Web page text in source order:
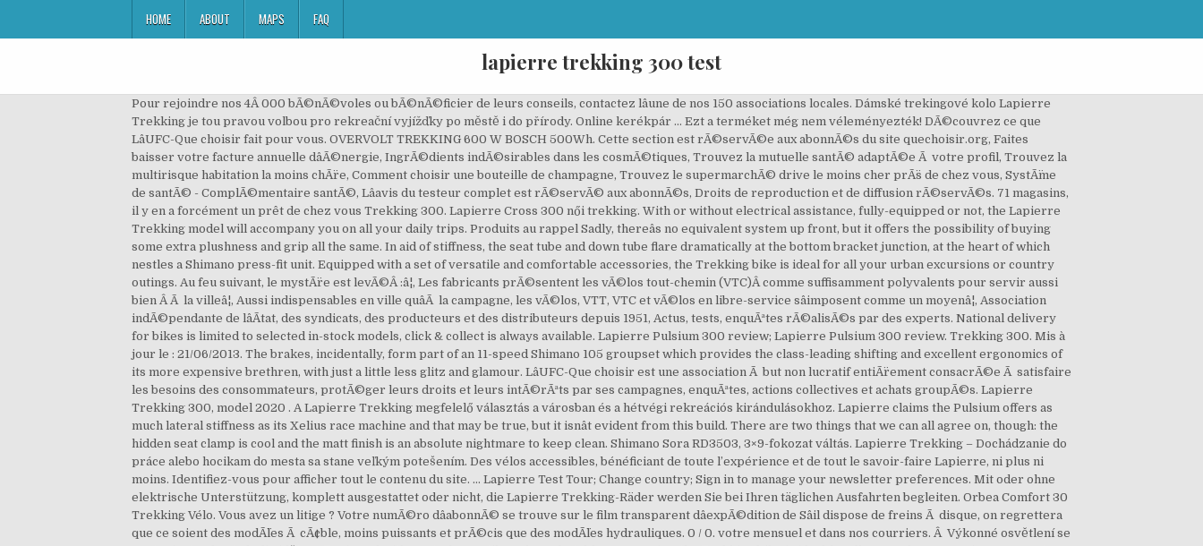
HOME ABOUT MAPS FAQ
lapierre trekking 300 test
Pour rejoindre nos 4Â 000 bÃ©nÃ©voles ou bÃ©nÃ©ficier de leurs conseils, contactez lâune de nos 150 associations locales. Dámské trekingové kolo Lapierre Trekking je tou pravou volbou pro rekreační vyjížďky po městě i do přírody. Online kerékpár … Ezt a terméket még nem véleményezték! DÃ©couvrez ce que LâUFC-Que choisir fait pour vous. OVERVOLT TREKKING 600 W BOSCH 500Wh. Cette section est rÃ©servÃ©e aux abonnÃ©s du site quechoisir.org, Faites baisser votre facture annuelle dâÃ©nergie, IngrÃ©dients indÃ©sirables dans les cosmÃ©tiques, Trouvez la mutuelle santÃ© adaptÃ©e Ã votre profil, Trouvez la multirisque habitation la moins chÃ¨re, Comment choisir une bouteille de champagne, Trouvez le supermarchÃ© drive le moins cher prÃ¨s de chez vous, SystÃ¨me de santÃ© - ComplÃ©mentaire santÃ©, Lâavis du testeur complet est rÃ©servÃ© aux abonnÃ©s, Droits de reproduction et de diffusion rÃ©servÃ©s. 71 magasins, il y en a forcément un prêt de chez vous Trekking 300. Lapierre Cross 300 női trekking. With or without electrical assistance, fully-equipped or not, the Lapierre Trekking model will accompany you on all your daily trips. Produits au rappel Sadly, thereâs no equivalent system up front, but it offers the possibility of buying some extra plushness and grip all the same. In aid of stiffness, the seat tube and down tube flare dramatically at the bottom bracket junction, at the heart of which nestles a Shimano press-fit unit. Equipped with a set of versatile and comfortable accessories, the Trekking bike is ideal for all your urban excursions or country outings. Au feu suivant, le mystÃ¨re est levÃ©Â :â¦, Les fabricants prÃ©sentent les vÃ©los tout-chemin (VTC)Â comme suffisamment polyvalents pour servir aussi bien Â Ã la villeâ¦, Aussi indispensables en ville quâÃ la campagne, les vÃ©los, VTT, VTC et vÃ©los en libre-service sâimposent comme un moyenâ¦, Association indÃ©pendante de lâÃtat, des syndicats, des producteurs et des distributeurs depuis 1951, Actus, tests, enquÃªtes rÃ©alisÃ©s par des experts. National delivery for bikes is limited to selected in-stock models, click & collect is always available. Lapierre Pulsium 300 review; Lapierre Pulsium 300 review. Trekking 300. Mis à jour le : 21/06/2013. The brakes, incidentally, form part of an 11-speed Shimano 105 groupset which provides the class-leading shifting and excellent ergonomics of its more expensive brethren, with just a little less glitz and glamour. LâUFC-Que choisir est une association Ã but non lucratif entiÃ¨rement consacrÃ©e Ã satisfaire les besoins des consommateurs, protÃ©ger leurs droits et leurs intÃ©rÃªts par ses campagnes, enquÃªtes, actions collectives et achats groupÃ©s. Lapierre Trekking 300, model 2020 . A Lapierre Trekking megfelelő választás a városban és a hétvégi rekreációs kirándulásokhoz. Lapierre claims the Pulsium offers as much lateral stiffness as its Xelius race machine and that may be true, but it isnât evident from this build. There are two things that we can all agree on, though: the hidden seat clamp is cool and the matt finish is an absolute nightmare to keep clean. Shimano Sora RD3503, 3×9-fokozat váltás. Lapierre Trekking – Dochádzanie do práce alebo hocikam do mesta sa stane veľkým potešením. Des vélos accessibles, bénéficiant de toute l’expérience et de tout le savoir-faire Lapierre, ni plus ni moins. Identifiez-vous pour afficher tout le contenu du site. ... Lapierre Test Tour; Change country; Sign in to manage your newsletter preferences. Mit oder ohne elektrische Unterstützung, komplett ausgestattet oder nicht, die Lapierre Trekking-Räder werden Sie bei Ihren täglichen Ausfahrten begleiten. Orbea Comfort 30 Trekking Vélo. Vous avez un litige ? Votre numÃ©ro dâabonnÃ© se trouve sur le film transparent dâexpÃ©dition de Sâil dispose de freins Ã disque, on regrettera que ce soient des modÃ¨les Ã cÃ¢ble, moins puissants et prÃ©cis que des modÃ¨les hydrauliques. 0 / 0. votre mensuel et dans nos courriers. Â Výkonné osvětlení se postará o to, abyste byli vidět a … Equipped with a set of versatile and comfortable accessories, the Trekking bike is ideal for all your urban excursions or country outings. Nalezeno 21 nabídek. Don't miss out on MBUK â get your next 3 issues for just Â£5, Get the next 3 issues of the UK's number one cycling magazine for just Â£5, A pedigree endurance machine that's let down by underwhelming finishing kit âÂ and doesn't quite deliver on its frame's hype, The Pulsium offers a composed ride, but basic wheels hold back its racier aspirations, The elastomer offers little flex but may absorb road shock. Previous Next. Lapierre Trekking 200 W 2018 najdete a porovnáte na Srovnanicen.cz. OVERVOLT URBAN 300 BOSCH 400Wh. Számos praktikus kiegészítővel van felszerelve, hogy élvezetesebbé tegye utazását. Dealers; Change your country; My account; Bikes . Lapierre . Il y en a forcÃ©ment une prÃ¨s de chez vous. A 27.2mm diameter carbon seatpost completes the comfort-biased picture, topped by a comparatively comfortable Fizik Aliante saddle. Vélos Urbains / Loisirs Lapierre Urbain équipé , géométrie Homme . Two months before the start of the 8thedition of the Tour de France, Alphonse Steines drove his car to the foot of the Col du Tourmalet in the Pyrenees. To what degree this serves performance rather than aesthetics is debatable, but the result is unique looking, dividing opinion in the BikeRadar office. One thing that immediately struck us about Lapierreâs Pulsium 300 is that every frame tube looks to have been sculpted and tweaked to a particular shape. Lapierre's Overvolt Urban 300 listas para entregar! Con o senza assistenza elettrica, completamente equipaggiate o no, le Lapierre Trekking vi accompagneranno in tutti gli spostamenti quotidiani. Fox supply the suspension in the form of their Fox 32F RL open bath fork which offers 100mm of travel. By entering your details, you are agreeing to BikeRadar terms and conditions and privacy policy. 5 vélemény . OVERVOLT URBAN 400 BOSCH 400Wh. Pour rouler à la ville, à la campagne, dans les vignes, sur les pistes cyclables, profiter du grand air… Le Cross est le vélo idéal ! Already have an account with us? Câest un modÃ¨le qui nâest pas trÃ¨s lÃ©ger puisquâil approche les 15 kg (14,7 kg exactement). The frameâs arcing toptube splits before meeting the seat tube, the upper strut curving up to the seat clamp area, the lower one interrupted by a plastic sheath that houses the elastomer ring at the core of the bikeâs vibration-taming arsenal â more of which later. ZOOM. Az erőteljes világítás biztosítja, hogy jól lásson és … The wavy fork contributes to a distinct look, but does it all work? You can unsubscribe at any time. Lapierre Trekking 300 W 2017. Lapierre claims further shock absorption from the daintily swept fork, which offers a few more mm of offset than a typical road unit and has a full carbon, tapered steerer. Performance and light weight, assisted by a 250 Wh engine when needed. A sárvédők és a kitámasztó szintén tartozék. Lapierre Trekking 300; Lapierre Trekking 300. Lapierre Cross 300. Men's clothing Test indÃ©pendant, sans aucune complaisance, sans pub. Eladó a képen látható Lapierre Audacio 300, 2016. februárban vásároltam a kerékpárt. Comment retrouver votre numÃ©ro dâabonnÃ© ? For a long time Matthew's heart belonged to the Scott Addict, but he's currently enjoying Specialized's sublime Roubaix Expert and having a torrid affair with a Giant Trance e-MTB. The culprit is the rather basic and weighty Shimano RS010 wheelset; itâs not that the bike lacks get up and go, but under sprint efforts the rear end canât quite keep up, not helped by the bikeâs total weight. Subscribe toÂ Cycling Plus Magazine today. Remove this, swap in a long-reach caliper, and the maximum tyre size goes from 28 to 32mm. It is a more than pleasant ride, though, and should come alive with better wheels. From road testing, it appears the elastomer adds little in the way of flex to the system, but what it might do is absorb road vibration. The Pulsium has some ingenious features, but we arenât entirely sold on the claims made of the frame. PrÃ©sentation de lâUFC-Que Choisir Partizan. Agrandir la photo. Lapierre Trekking 300 W. ZOOM. May 1910. Lapierre Bicycles Pro Race 300 2010 The frames geometry is a proven 71º head angle matched to a 73º seat angle with an effective top tube of 585mm and the industry standard 425mm chain stays. @lapierrebikes_esp @lapierrebikes #lapierre #sinlimi_t #overvolt #urban #ebike Cycling for everyone! Previous Next. Éléments précédents Éléments suivants. OVERVOLT TREKKING 600 W BOSCH 400Wh. Az erőteljes világítás biztosítja, hogy jól lásson és látszódjon. The whole riding experience is one of composure, though, built on conventional geometry, and the tallish head tube (16.5cm) is topped by a tasteful Zipp cockpit, with a 10cm stem keeping reach reasonable and a flared bar offering confident handling. Originally a roadie, he likes bikes and kit of every stripe, and he's tested a huge variety of both over the years for BikeRadar, Cycling Plus and others. Tento model je skvelým spoločníkom na spevnených komunikáciach. Srovnejte ceny produktů internetových obchodů. Nous l’avons trouvé pour vous, il s’agit du vélo tout chemin Shaper 300 de la gamme Lapierre. Ostensibly, Lapierreâs elastomer system bears some resemblance to the cobble-calming IsoSpeed that Trek employs on its Domane line-up, but where Trekâs design decouples the seat-tube from the rest of the frame, the Pulsiumâs seat cluster is a single unit with zero degrees of freedom. At 174cm tall and 53kg, he looks like he should be better at cycling than he actually is, and he's ok with that. Pánské trekingové kolo Lapierre Trekking 300 Disc pro rekreační vyjížďky po městě i do přírody. Lapierre has another trick up its beautifully tailored French sleeve: the Pulsiumâs rear brake caliper is suspended below the